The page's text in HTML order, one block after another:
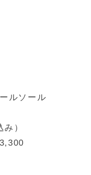
ルソール
）